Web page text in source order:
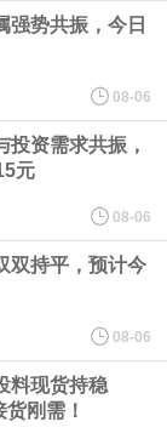
银股价收盘下跌4.4%，
本存储芯片制造商铠侠
涨25%至11个月高位。
火如荼推进，项目所
并修出层层台地。但
技巨头总规模 150 亿
强势共振，今日
08-06
投资需求共振，
元
08-06
双持平，预计今
08-06
料现货持稳
刚需！